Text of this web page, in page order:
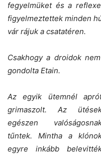
fegyelmüket és a
figyelmeztettek minden
vár rájuk a csatatéren.
Csakhogy a droidok
gondolta Etain.
Az egyik ütemnél
grimaszolt. Az
egészen
tűntek. Mintha a
egyre inkább